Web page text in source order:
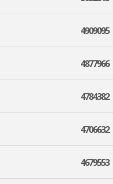
4909095
4877966
4784382
4706632
4679553